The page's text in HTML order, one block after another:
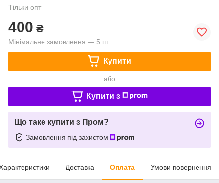
Тільки опт
400 ₴
Мінімальне замовлення — 5 шт.
Купити
або
Купити з
Що таке купити з Пром?
Замовлення під захистом
Доставка Оплата Умови повернення